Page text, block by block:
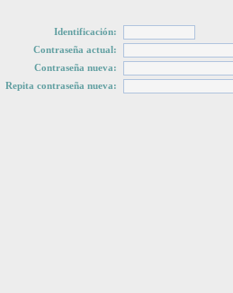
Identificación:
Contraseña actual:
Contraseña nueva:
Repita contraseña nueva: